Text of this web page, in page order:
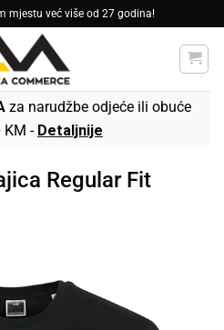
mjestu već više od 27 godina!
za narudžbe odjeće ili obuće
KM - Detaljnije
Regular Fit